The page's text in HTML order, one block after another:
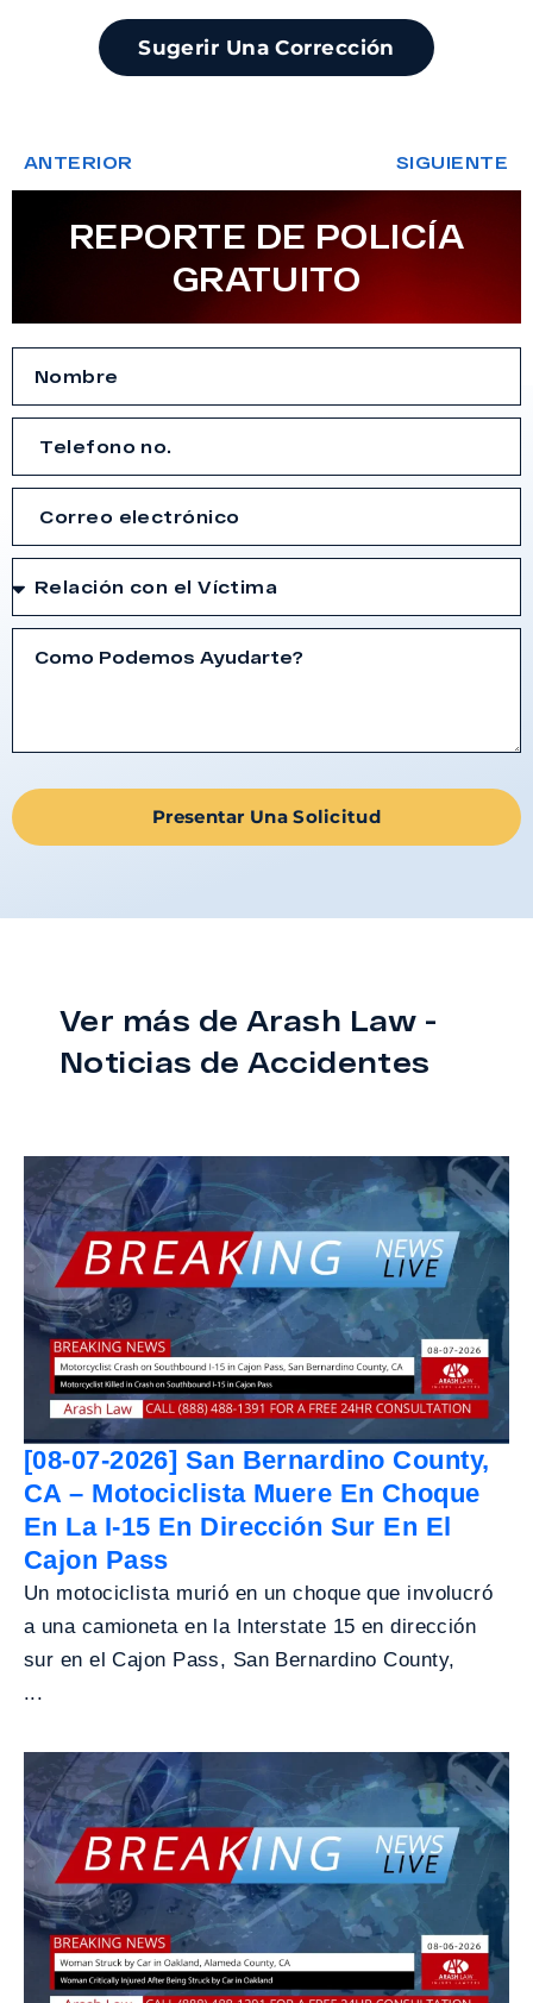
Sugerir Una Corrección
ANTERIOR SIGUIENTE
REPORTE DE POLICÍA
GRATUITO
Presentar Una Solicitud
Ver más de Arash Law -
Noticias de Accidentes
[08-07-2026] San Bernardino County,
CA – Motociclista Muere En Choque
En La I-15 En Dirección Sur En El
Cajon Pass
Un motociclista murió en un choque que involucró
a una camioneta en la Interstate 15 en dirección
sur en el Cajon Pass, San Bernardino County,
...